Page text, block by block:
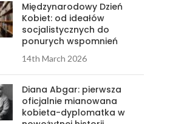
Międzynarodowy Dzień
Kobiet: od ideałów
socjalistycznych do
ponurych wspomnień
14th March 2026
Diana Abgar: pierwsza
oficjalnie mianowana
kobieta-dyplomatka w